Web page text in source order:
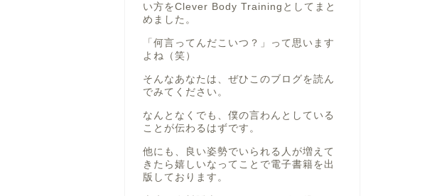
い方をClever Body Trainingとしてまと
めました。
「何言ってんだこいつ？」って思います
よね（笑）
そんなあなたは、ぜひこのブログを読ん
でみてください。
なんとなくでも、僕の言わんとしている
ことが伝わるはずです。
他にも、良い姿勢でいられる人が増えて
きたら嬉しいなってことで電子書籍を出
版しております。